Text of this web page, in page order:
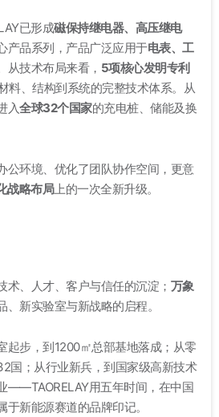
已形成磁保持继电器、高压继电
产品系列，产品广泛应用于电表、工
从技术布局来看， 5项核心发明专利
料、结构到系统的完整技术体系。从
入全球32个国家的充电桩、储能及换
公环境、优化了团队协作空间，更意
战略布局上的一次全新升级。
术、人才、客户与信任的沉淀； 万象
、新实验室与新战略的启程。
起步，到1200㎡总部基地落成；从零
国；从行业新兵，到国家级高新技术
——TAORELAY用五年时间，在中国
于新能源赛道的品牌印记。